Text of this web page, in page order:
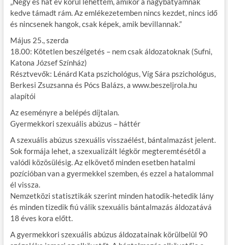
kedve támadt rám. Az emlékezetemben nincs kezdet, nincs idő
és nincsenek hangok, csak képek, amik bevillannak.”
Május 25., szerda
18.00: Kötetlen beszélgetés – nem csak áldozatoknak (Sufni,
Katona József Színház)
Résztvevők: Lénárd Kata pszichológus, Víg Sára pszichológus,
Berkesi Zsuzsanna és Pócs Balázs, a www.beszeljrola.hu
alapítói
Az eseményre a belépés díjtalan.
Gyermekkori szexuális abúzus – háttér
A szexuális abúzus szexuális visszaélést, bántalmazást jelent.
Sok formája lehet, a szexualizált légkör megteremtésétől a
valódi közösülésig. Az elkövető minden esetben hatalmi
pozícióban van a gyermekkel szemben, és ezzel a hatalommal
él vissza.
Nemzetközi statisztikák szerint minden hatodik-hetedik lány
és minden tizedik fiú válik szexuális bántalmazás áldozatává
18 éves kora előtt.
A gyermekkori szexuális abúzus áldozatainak körülbelül 90